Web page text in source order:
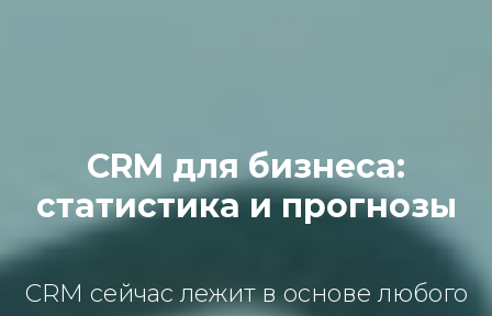
CRM для бизнеса:
статистика и прогнозы
CRM сейчас лежит в основе любого